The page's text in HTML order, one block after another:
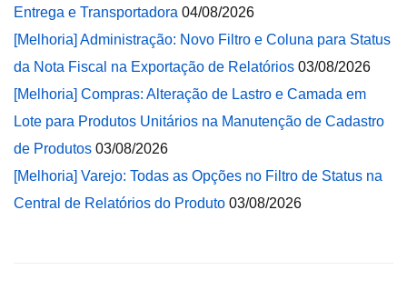
Entrega e Transportadora 04/08/2026
[Melhoria] Administração: Novo Filtro e Coluna para Status
da Nota Fiscal na Exportação de Relatórios 03/08/2026
[Melhoria] Compras: Alteração de Lastro e Camada em
Lote para Produtos Unitários na Manutenção de Cadastro
de Produtos 03/08/2026
[Melhoria] Varejo: Todas as Opções no Filtro de Status na
Central de Relatórios do Produto 03/08/2026